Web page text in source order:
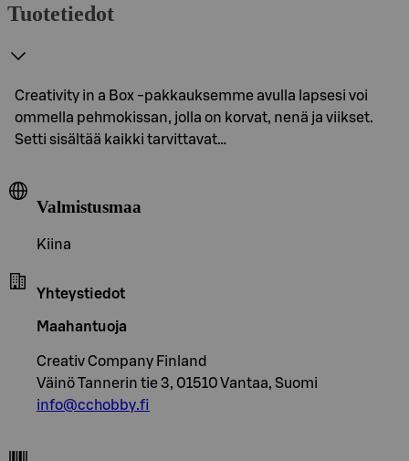
Tuotetiedot
Creativity in a Box -pakkauksemme avulla lapsesi voi
ommella pehmokissan, jolla on korvat, nenä ja viikset.
Setti sisältää kaikki tarvittavat…
Valmistusmaa
Kiina
Yhteystiedot
Maahantuoja
Creativ Company Finland
Väinö Tannerin tie 3, 01510 Vantaa, Suomi
info@cchobby.fi